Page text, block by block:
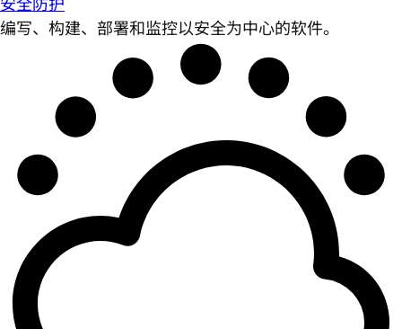
编写、构建、部署和监控以安全为中心的软件。